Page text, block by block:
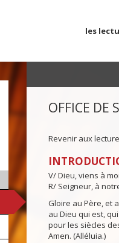
les
OFFICE DE
Revenir aux
V/ Dieu, viens à
R/ Seigneur, à
Gloire au Père, et
au Dieu qui est,
pour les siècles
Amen. (Alléluia.)